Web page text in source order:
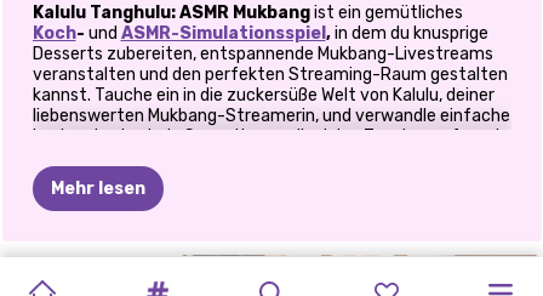
Kalulu Tanghulu: ASMR Mukbangist ein gemütliches
Koch- und ASMR-Simulationsspiel ,in dem du knusprige
Desserts zubereiten, entspannende Mukbang-Livestreams
veranstalten und den perfekten Streaming-Raum gestalten
kannst. Tauche ein in die zuckersüße Welt von Kalulu, deiner
liebenswerten Mukbang-Streamerin, und verwandle einfache
Leckereien in virale Sensationen, die deine Zuschauer fesseln
🎥 Lernen Sie Kalulu kennen, Ihren
In diesem Spiel für Mädchen kannst du Kalulu auf ihrem Weg
Mehr lesen
ASMR-
KOCHSPIEL
HASELNUSS- HASELNUSS- KOCHEN